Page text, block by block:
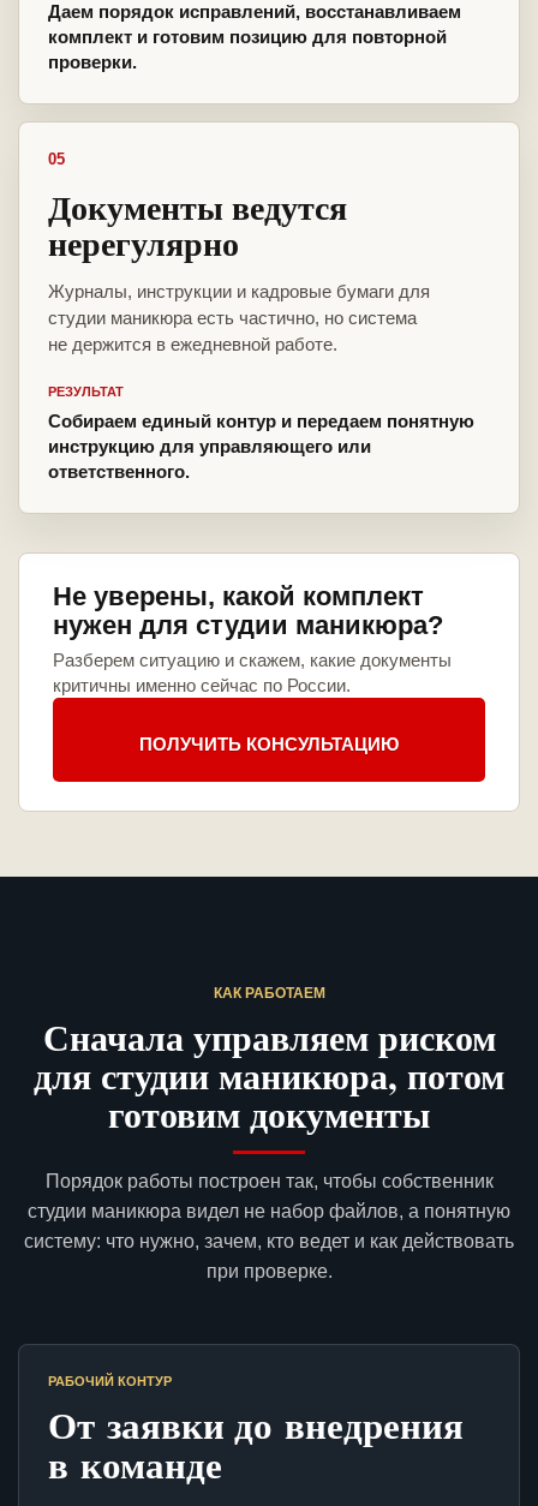
Даем порядок исправлений, восстанавливаем
комплект и готовим позицию для повторной
проверки.
05
Документы ведутся
нерегулярно
Журналы, инструкции и кадровые бумаги для
студии маникюра есть частично, но система
не держится в ежедневной работе.
РЕЗУЛЬТАТ
Собираем единый контур и передаем понятную
инструкцию для управляющего или
ответственного.
Не уверены, какой комплект
нужен для студии маникюра?
Разберем ситуацию и скажем, какие документы
критичны именно сейчас по России.
ПОЛУЧИТЬ КОНСУЛЬТАЦИЮ
КАК РАБОТАЕМ
Сначала управляем риском
для студии маникюра, потом
готовим документы
Порядок работы построен так, чтобы собственник
студии маникюра видел не набор файлов, а понятную
систему: что нужно, зачем, кто ведет и как действовать
при проверке.
РАБОЧИЙ КОНТУР
От заявки до внедрения
в команде